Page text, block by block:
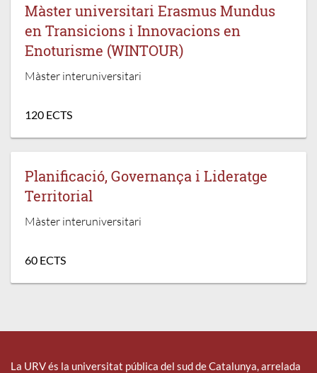
Màster universitari Erasmus Mundus
en Transicions i Innovacions en
Enoturisme (WINTOUR)
Màster interuniversitari
120 ECTS
Planificació, Governança i Lideratge
Territorial
Màster interuniversitari
60 ECTS
La URV és la universitat pública del sud de Catalunya, arrelada